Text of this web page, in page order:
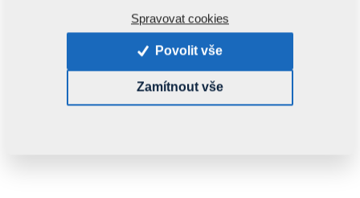
OSTATNÍ ND
85,0000 kg
Spravovat cookies
Povolit vše
Zamítnout vše